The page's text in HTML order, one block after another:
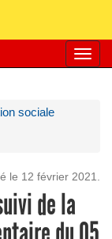
sociale
le 12 février 2021.
de la